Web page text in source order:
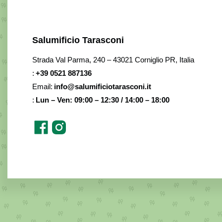
Salumificio Tarasconi
Strada Val Parma, 240 – 43021 Corniglio PR, Italia
: +39 0521 887136
Email: info@salumificiotarasconi.it
: Lun – Ven: 09:00 – 12:30 / 14:00 – 18:00